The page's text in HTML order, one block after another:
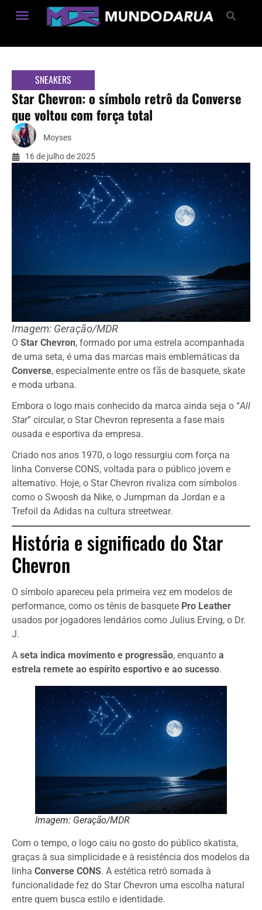
SNEAKERS
Star Chevron: o símbolo retrô da Converse
que voltou com força total
Moyses
16 de julho de 2025
Imagem: Geração/MDR
O Star Chevron, formado por uma estrela acompanhada
de uma seta, é uma das marcas mais emblemáticas da
Converse, especialmente entre os fãs de basquete, skate
e moda urbana.
Embora o logo mais conhecido da marca ainda seja o “All
Star” circular, o Star Chevron representa a fase mais
ousada e esportiva da empresa.
Criado nos anos 1970, o logo ressurgiu com força na
linha Converse CONS, voltada para o público jovem e
alternativo. Hoje, o Star Chevron rivaliza com símbolos
como o Swoosh da Nike, o Jumpman da Jordan e a
Trefoil da Adidas na cultura streetwear.
História e significado do Star
Chevron
O símbolo apareceu pela primeira vez em modelos de
performance, como os tênis de basquete Pro Leather
usados por jogadores lendários como Julius Erving, o Dr.
J.
A seta indica movimento e progressão, enquanto a
estrela remete ao espírito esportivo e ao sucesso.
Imagem: Geração/MDR
Com o tempo, o logo caiu no gosto do público skatista,
graças à sua simplicidade e à resistência dos modelos da
linha Converse CONS. A estética retrô somada à
funcionalidade fez do Star Chevron uma escolha natural
entre quem busca estilo e identidade.